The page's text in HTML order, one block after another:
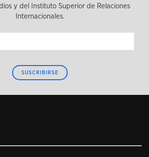
y del Instituto Superior de Relaciones
Internacionales.
SUSCRIBIRSE